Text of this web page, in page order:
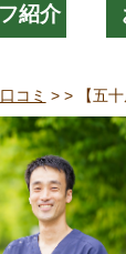
紹介
コミ > > 【五